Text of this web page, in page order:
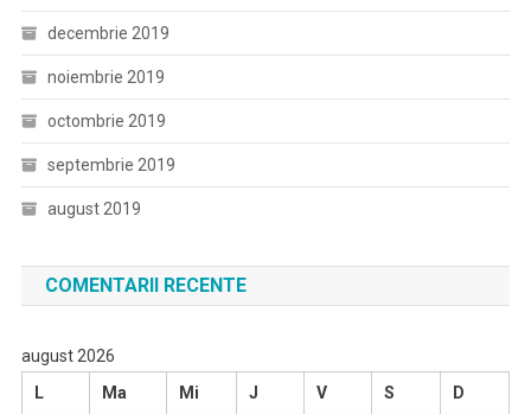
decembrie 2019
noiembrie 2019
octombrie 2019
septembrie 2019
august 2019
COMENTARII RECENTE
august 2026
L
Ma Mi J V S D